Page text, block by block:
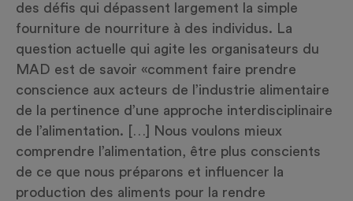
des défis qui dépassent largement la simple
fourniture de nourriture à des individus. La
question actuelle qui agite les organisateurs du
MAD est de savoir «comment faire prendre
conscience aux acteurs de l’industrie alimentaire
de la pertinence d’une approche interdisciplinaire
de l’alimentation. […] Nous voulons mieux
comprendre l’alimentation, être plus conscients
de ce que nous préparons et influencer la
production des aliments pour la rendre